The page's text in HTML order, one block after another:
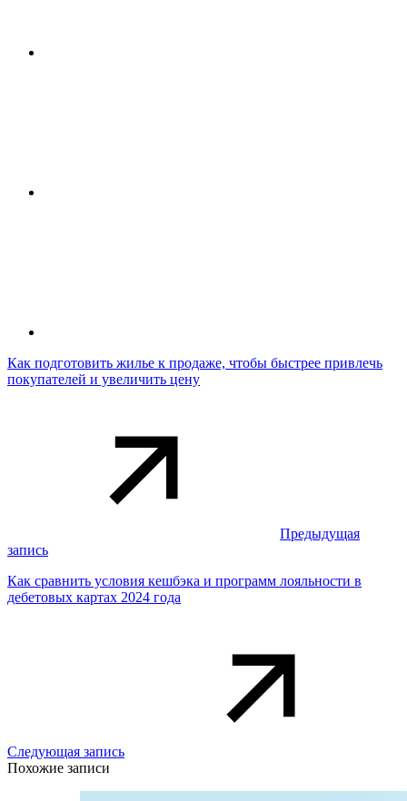
Как подготовить жилье к продаже, чтобы быстрее привлечь
покупателей и увеличить цену
Предыдущая
запись
Как сравнить условия кешбэка и программ лояльности в
дебетовых картах 2024 года
Следующая запись
Похожие записи